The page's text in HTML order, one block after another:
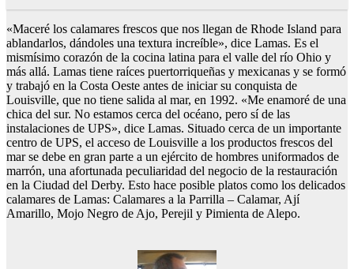
«Maceré los calamares frescos que nos llegan de Rhode Island para
ablandarlos, dándoles una textura increíble», dice Lamas. Es el
mismísimo corazón de la cocina latina para el valle del río Ohio y
más allá. Lamas tiene raíces puertorriqueñas y mexicanas y se formó
y trabajó en la Costa Oeste antes de iniciar su conquista de
Louisville, que no tiene salida al mar, en 1992. «Me enamoré de una
chica del sur. No estamos cerca del océano, pero sí de las
instalaciones de UPS», dice Lamas. Situado cerca de un importante
centro de UPS, el acceso de Louisville a los productos frescos del
mar se debe en gran parte a un ejército de hombres uniformados de
marrón, una afortunada peculiaridad del negocio de la restauración
en la Ciudad del Derby. Esto hace posible platos como los delicados
calamares de Lamas: Calamares a la Parrilla – Calamar, Ají
Amarillo, Mojo Negro de Ajo, Perejil y Pimienta de Alepo.